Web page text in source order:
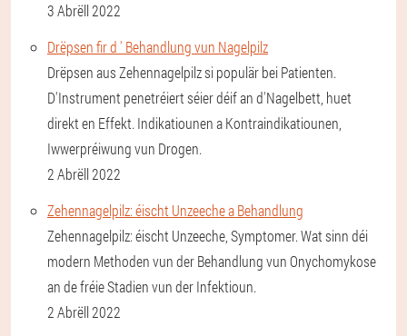
3 Abrëll 2022
Drëpsen fir d ' Behandlung vun Nagelpilz
Drëpsen aus Zehennagelpilz si populär bei Patienten.
D'Instrument penetréiert séier déif an d'Nagelbett, huet
direkt en Effekt. Indikatiounen a Kontraindikatiounen,
Iwwerpréiwung vun Drogen.
2 Abrëll 2022
Zehennagelpilz: éischt Unzeeche a Behandlung
Zehennagelpilz: éischt Unzeeche, Symptomer. Wat sinn déi
modern Methoden vun der Behandlung vun Onychomykose
an de fréie Stadien vun der Infektioun.
2 Abrëll 2022